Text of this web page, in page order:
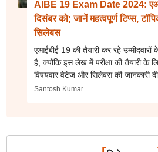
AIBE 19 Exam Date 2024:
दिसंबर को; जानें महत्वपूर्ण टिप्स,
सिलेबस
एआईबीई 19 की तैयारी कर रहे उम्मीदवारों
है, क्योंकि इस लेख में परीक्षा की तैयारी के
विषयवार वेटेज और सिलेबस की जानकारी
Santosh Kumar